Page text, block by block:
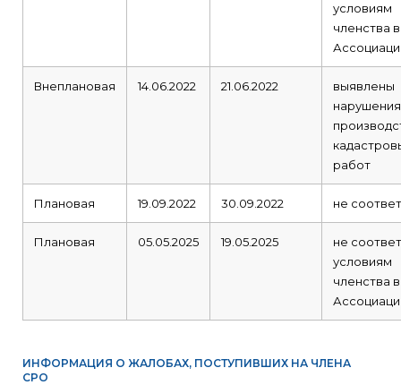
условиям
членства в
Внеплановая 14.06.2022 21.06.2022
выявлены
работ
Плановая 19.09.2022 30.09.2022 не
Плановая 05.05.2025 19.05.2025
не
условиям
членства в
ИНФОРМАЦИЯ О ЖАЛОБАХ, ПОСТУПИВШИХ НА ЧЛЕНА
СРО